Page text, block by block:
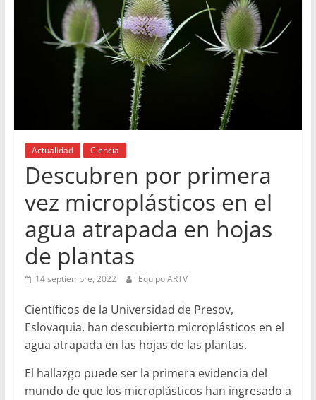
Actualidad Ciencia
Descubren por primera
vez microplásticos en el
agua atrapada en hojas
de plantas
14 septiembre, 2022 Equipo ARTV
Científicos de la Universidad de Presov,
Eslovaquia, han descubierto microplásticos en el
agua atrapada en las hojas de las plantas.
El hallazgo puede ser la primera evidencia del
mundo de que los microplásticos han ingresado a